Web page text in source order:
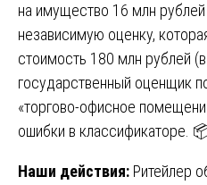
на имущество 16 млн рублей
независимую оценку,
стоимость 180 млн рублей
государственный оценщик
«торгово-офисное
ошибки в классификаторе.
Наши действия: Ритейлер